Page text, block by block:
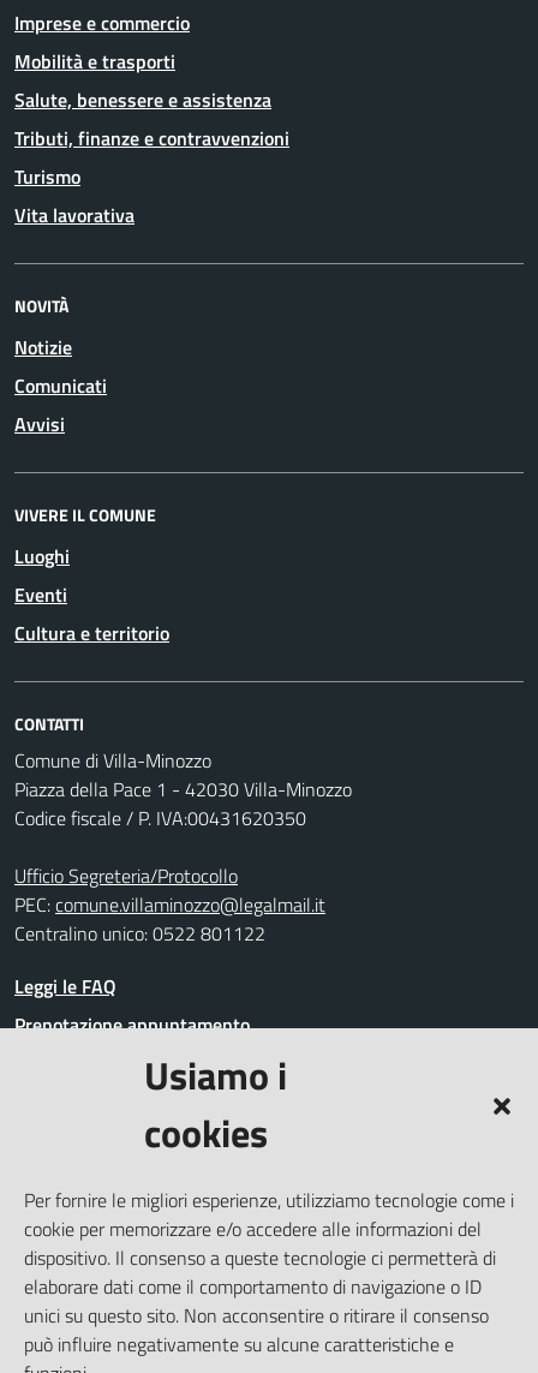
Usiamo i
cookies
Per fornire le migliori esperienze, utilizziamo tecnologie come i
cookie per memorizzare e/o accedere alle informazioni del
dispositivo. Il consenso a queste tecnologie ci permetterà di
elaborare dati come il comportamento di navigazione o ID
unici su questo sito. Non acconsentire o ritirare il consenso
può influire negativamente su alcune caratteristiche e
Imprese e commercio
Mobilità e trasporti
Salute, benessere e assistenza
Tributi, finanze e contravvenzioni
Turismo
Vita lavorativa
NOVITÀ
Notizie
Comunicati
Avvisi
VIVERE IL COMUNE
Luoghi
Eventi
Cultura e territorio
CONTATTI
Comune di Villa-Minozzo
Piazza della Pace 1 - 42030 Villa-Minozzo
Codice fiscale / P. IVA:00431620350
Ufficio Segreteria/Protocollo
PEC:comune.villaminozzo@legalmail.it
Centralino unico: 0522 801122
Leggi le FAQ
Prenotazione appuntamento
Segnalazione disservizio
Amministrazione trasparente
Whistleblowing
Dichiarazione di accessibilità
Note legali
Cookie Policy (UE)